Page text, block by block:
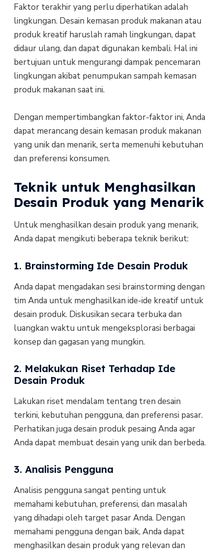
Faktor terakhir yang perlu diperhatikan adalah
lingkungan. Desain kemasan produk makanan atau
produk kreatif haruslah ramah lingkungan, dapat
didaur ulang, dan dapat digunakan kembali. Hal ini
bertujuan untuk mengurangi dampak pencemaran
lingkungan akibat penumpukan sampah kemasan
produk makanan saat ini.
Dengan mempertimbangkan faktor-faktor ini, Anda
dapat merancang desain kemasan produk makanan
yang unik dan menarik, serta memenuhi kebutuhan
dan preferensi konsumen.
Teknik untuk Menghasilkan
Desain Produk yang Menarik
Untuk menghasilkan desain produk yang menarik,
Anda dapat mengikuti beberapa teknik berikut:
1. Brainstorming Ide Desain Produk
Anda dapat mengadakan sesi brainstorming dengan
tim Anda untuk menghasilkan ide-ide kreatif untuk
desain produk. Diskusikan secara terbuka dan
luangkan waktu untuk mengeksplorasi berbagai
konsep dan gagasan yang mungkin.
2. Melakukan Riset Terhadap Ide
Desain Produk
Lakukan riset mendalam tentang tren desain
terkini, kebutuhan pengguna, dan preferensi pasar.
Perhatikan juga desain produk pesaing Anda agar
Anda dapat membuat desain yang unik dan berbeda.
3. Analisis Pengguna
Analisis pengguna sangat penting untuk
memahami kebutuhan, preferensi, dan masalah
yang dihadapi oleh target pasar Anda. Dengan
memahami pengguna dengan baik, Anda dapat
menghasilkan desain produk yang relevan dan